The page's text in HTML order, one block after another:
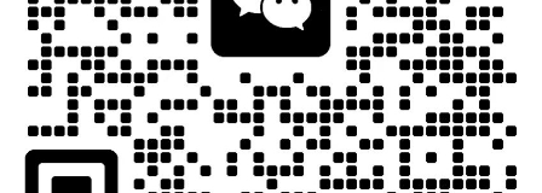
封口机在线留言